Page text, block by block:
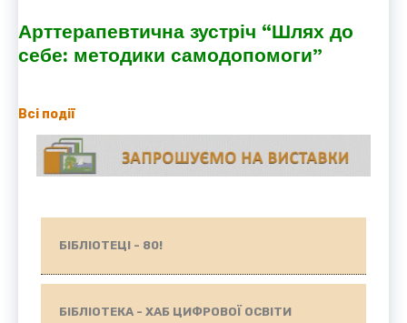
Арттерапевтична зустріч “Шлях до
себе: методики самодопомоги”
Всі події
БІБЛІОТЕЦІ - 80!
БІБЛІОТЕКА - ХАБ ЦИФРОВОЇ ОСВІТИ